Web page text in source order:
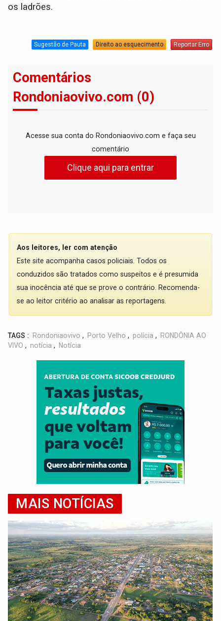
os ladrões.
Sugestão de Pauta Direito ao esquecimento Reportar Erro
Comentários
Rondoniaovivo.com (0)
Acesse sua conta do Rondoniaovivo.com e faça seu
comentário
Clique aqui para entrar
Aos leitores, ler com atenção
Este site acompanha casos policiais. Todos os
conduzidos são tratados como suspeitos e é presumida
sua inocência até que se prove o contrário. Recomenda-
se ao leitor critério ao analisar as reportagens.
TAGS : Rondoniaovivo , Porto Velho , polícia ,
RONDÔNIA AO
VIVO , notícia , Notícia
MAIS NOTÍCIAS